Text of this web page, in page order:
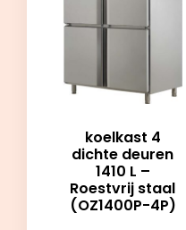
koelkast 4
dichte deuren
1410 L –
Roestvrij staal
(OZ1400P-4P)